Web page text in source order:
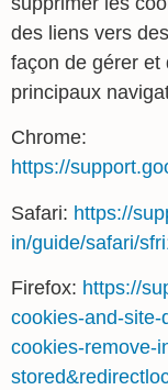
des liens vers
façon de gérer et
principaux
Chrome:
https://
Safari: https://
in/guide/safari/
Firefox: https://
cookies-and-
cookies-remove-